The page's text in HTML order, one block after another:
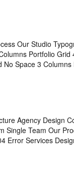
Our Studio
Portfolio
No Space 3
Agency Design
Single Team Our
Error Services